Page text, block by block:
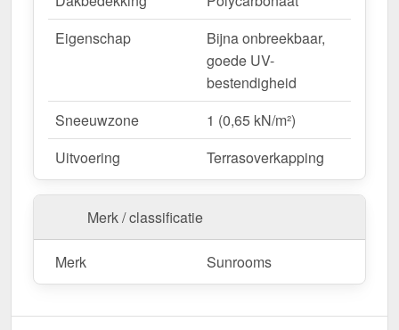
Eigenschap
Bijna onbreekbaar,
goede UV-
bestendigheid
Sneeuwzone
1 (0,65 kN/m²)
Uitvoering
Terrasoverkapping
Merk / classificatie
Merk Sunrooms